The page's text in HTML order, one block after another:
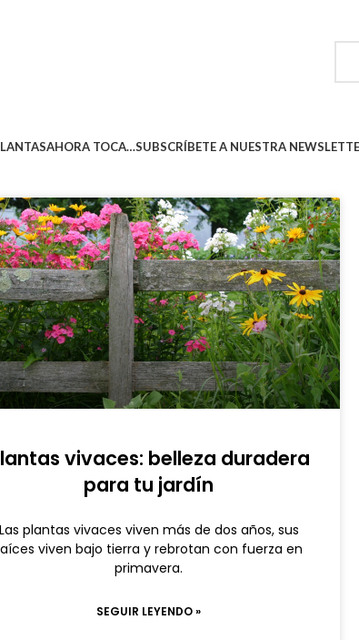
AHORA TOCA…SUBSCRÍBETE A NUESTRA
vivaces: belleza duradera
para tu jardín
Las plantas vivaces viven más de dos años, sus
viven bajo tierra y rebrotan con fuerza en
primavera.
SEGUIR LEYENDO »